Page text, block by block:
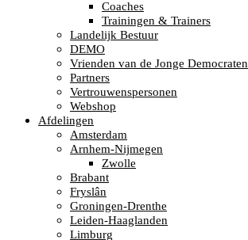
Coaches
Trainingen & Trainers
Landelijk Bestuur
DEMO
Vrienden van de Jonge Democraten
Partners
Vertrouwenspersonen
Webshop
Afdelingen
Amsterdam
Arnhem-Nijmegen
Zwolle
Brabant
Fryslân
Groningen-Drenthe
Leiden-Haaglanden
Limburg